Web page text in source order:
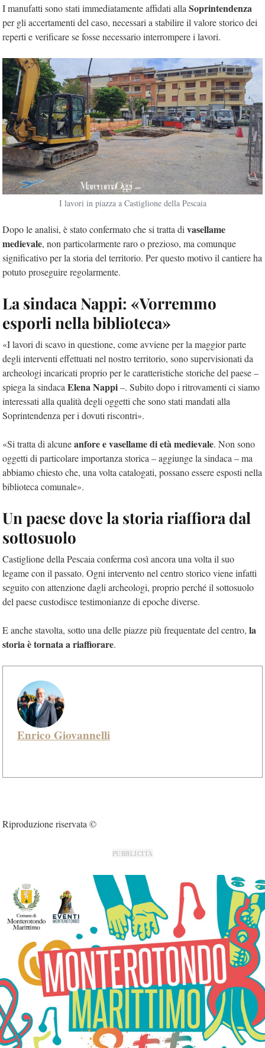
I manufatti sono stati immediatamente affidati alla Soprintendenza
per gli accertamenti del caso, necessari a stabilire il valore storico dei
reperti e verificare se fosse necessario interrompere i lavori.
I lavori in piazza a Castiglione della Pescaia
Dopo le analisi, è stato confermato che si tratta divasellame
medievale, non particolarmente raro o prezioso, ma comunque
significativo per la storia del territorio. Per questo motivo il cantiere ha
potuto proseguire regolarmente.
La sindaca Nappi: «Vorremmo
esporli nella biblioteca»
«I lavori di scavo in questione, come avviene per la maggior parte
degli interventi effettuati nel nostro territorio, sono supervisionati da
archeologi incaricati proprio per le caratteristiche storiche del paese –
spiega la sindacaElena Nappi–. Subito dopo i ritrovamenti ci siamo
interessati alla qualità degli oggetti che sono stati mandati alla
Soprintendenza per i dovuti riscontri».
«Si tratta di alcuneanfore e vasellame di età medievale. Non sono
oggetti di particolare importanza storica – aggiunge la sindaca – ma
abbiamo chiesto che, una volta catalogati, possano essere esposti nella
biblioteca comunale».
Un paese dove la storia riaffiora dal
sottosuolo
Castiglione della Pescaia conferma così ancora una volta il suo
legame con il passato. Ogni intervento nel centro storico viene infatti
seguito con attenzione dagli archeologi, proprio perché il sottosuolo
del paese custodisce testimonianze di epoche diverse.
E anche stavolta, sotto una delle piazze più frequentate del centro, la
storia è tornata a riaffiorare.
Enrico Giovannelli
Riproduzione riservata ©
PUBBLICITÀ